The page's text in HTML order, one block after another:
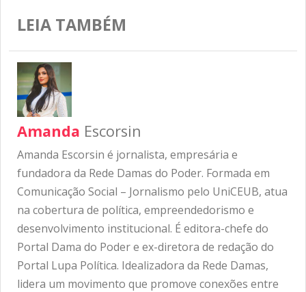
LEIA TAMBÉM
Amanda Escorsin
Amanda Escorsin é jornalista, empresária e
fundadora da Rede Damas do Poder. Formada em
Comunicação Social – Jornalismo pelo UniCEUB, atua
na cobertura de política, empreendedorismo e
desenvolvimento institucional. É editora-chefe do
Portal Dama do Poder e ex-diretora de redação do
Portal Lupa Política. Idealizadora da Rede Damas,
lidera um movimento que promove conexões entre